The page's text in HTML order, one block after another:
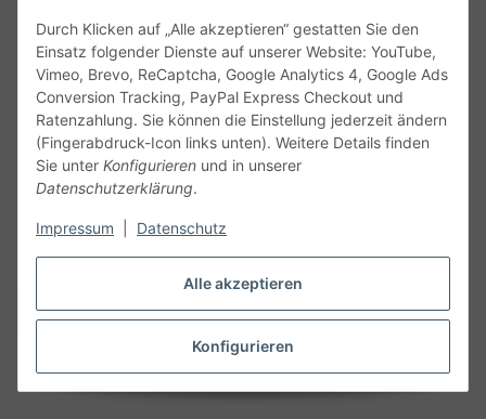
Alle akzeptieren
Konfigurieren
Durch Klicken auf „Alle akzeptieren“ gestatten Sie den
Einsatz folgender Dienste auf unserer Website: YouTube,
Vimeo, Brevo, ReCaptcha, Google Analytics 4, Google Ads
Conversion Tracking, PayPal Express Checkout und
Ratenzahlung. Sie können die Einstellung jederzeit ändern
(Fingerabdruck-Icon links unten). Weitere Details finden
Sie unter Konfigurieren und in unserer
Datenschutzerklärung.
Impressum Datenschutz
Service
Gesetzliche Informationen
Alle technischen Angaben ohne Gewähr. Irrtümer und fehlerhafte
Angaben vorbehalten. Wenn Sie Datenblätter oder spezielle
unseren Kundenservice. Abbildungen der Artikel können
Vertrag widerrufen